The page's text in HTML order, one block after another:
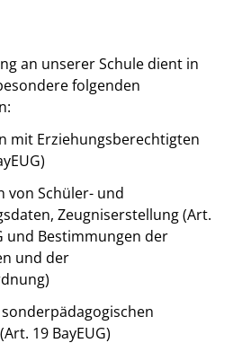
an unserer Schule dient in
folgenden
mit Erziehungsberechtigten
von Schüler- und
Zeugniserstellung (Art.
und Bestimmungen der
und der
19 BayEUG)